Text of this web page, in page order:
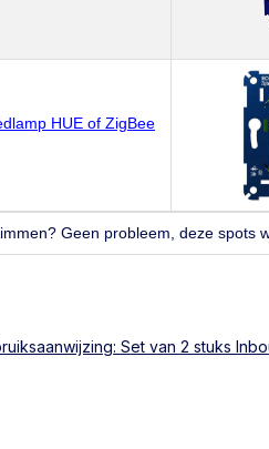
HUE of ZigBee
Geen probleem, deze spots
Set van 2 stuks